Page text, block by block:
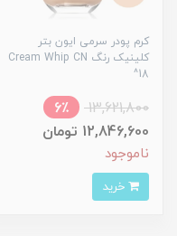
کرم پودر سرمی ایون بتر
کلینیک رنگ Cream Whip CN
18^
13,621,800
6٪
12,846,600 تومان
ناموجود